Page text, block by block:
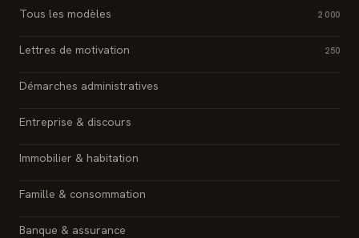
Tous les modèles 2 000
Lettres de motivation 250
Démarches administratives
Entreprise & discours
Immobilier & habitation
Famille & consommation
Banque & assurance